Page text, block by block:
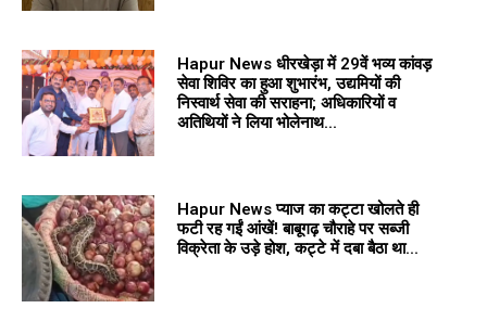
Hapur News धीरखेड़ा में 29वें भव्य कांवड़
सेवा शिविर का हुआ शुभारंभ, उद्यमियों की
निस्वार्थ सेवा की सराहना; अधिकारियों व
अतिथियों ने लिया भोलेनाथ...
Hapur News प्याज का कट्टा खोलते ही
फटी रह गईं आंखें! बाबूगढ़ चौराहे पर सब्जी
विक्रेता के उड़े होश, कट्टे में दबा बैठा था...